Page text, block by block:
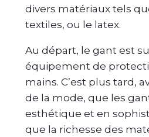
divers matériaux tels
textiles, ou le latex.
Au départ, le gant est
équipement de
mains. C’est plus tard,
de la mode, que les
esthétique et en
que la richesse des